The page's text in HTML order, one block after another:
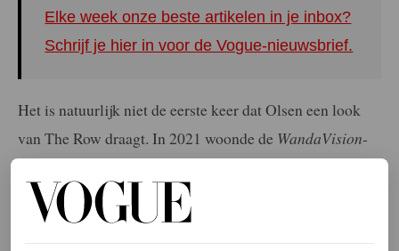
Elke week onze beste artikelen in je inbox?
Schrijf je hier in voor de Vogue-nieuwsbrief.
Het is natuurlijk niet de eerste keer dat Olsen een look
van The Row draagt. In 2021 woonde de WandaVision-
ontworpen door Mary-Kate en Ashley. We kunnen ons
alleen maar voorstellen hoe de rest van haar The Row-